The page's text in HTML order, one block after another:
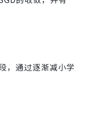
，通过逐渐减小学